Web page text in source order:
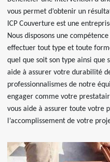
vous permet d’obtenir un
ICP Couverture est une
Nous disposons une
effectuer tout type et toute
quel que soit son type ainsi que
aide à assurer votre durabilité
professionnalismes de notre
engager comme votre
vous aide à assurer toute votre
l’accomplissement de votre